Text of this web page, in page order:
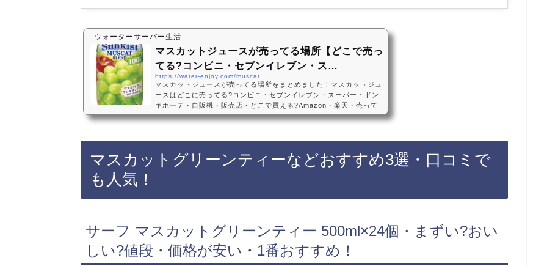
ウォーターサーバー生活
マスカットジュースが売ってる場所【どこで売っ
てる?コンビニ・セブンイレブン・ス…
https://water-enjoy.com/muscat
マスカットジュースが売ってる場所をまとめました！マスカットジュ
ースはどこに売ってる?コンビニ・セブンイレブン・スーパー・ドン
キホーテ・自販機・販売店・どこで買える?Amazon・楽天・売って
ない?市販・つぶみマスカットジュースは、セブンイレブンなどのコ
選・口コミでも人気！サンキスト 100%マスカットブレンド 200ml ×
24本 おい…
マスカットグリーンティーなどおすすめ3選・口コミで
も人気！
サーフ マスカットグリーンティー 500ml×24個・まずい?おい
しい?値段・価格が安い・1番おすすめ！